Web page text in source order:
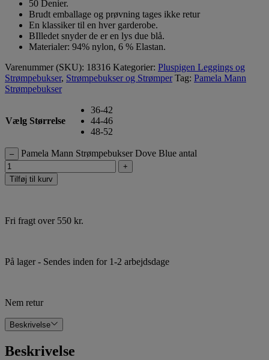
50 Denier.
Brudt emballage og prøvning tages ikke retur
En klassiker til en hver garderobe.
BIlledet snyder de er en lys due blå.
Materialer: 94% nylon, 6 % Elastan.
Varenummer (SKU): 18316 Kategorier: Pluspigen Leggings og
Strømpebukser, Strømpebukser og Strømper Tag: Pamela Mann
Strømpebukser
Vælg Størrelse
36-42
44-46
48-52
– Pamela Mann Strømpebukser Dove Blue antal
+
Tilføj til kurv
Fri fragt over 550 kr.
På lager - Sendes inden for 1-2 arbejdsdage
Nem retur
Beskrivelse
Beskrivelse